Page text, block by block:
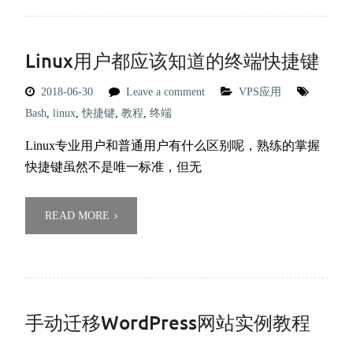
Linux用户都应该知道的终端快捷键
2018-06-30 Leave a comment
VPS应用
Bash, linux,快捷键, 教程, 终端
Linux专业用户和普通用户有什么区别呢，熟练的掌握
快捷键虽然不是唯一标准，但无
READ MORE
手动迁移WordPress网站实例教程